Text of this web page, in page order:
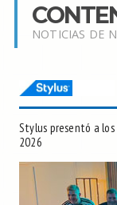
NOTICIAS DE
Stylus presentó a
2026